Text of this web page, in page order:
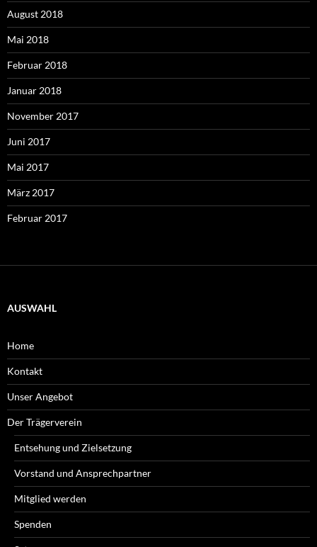
August 2018
Mai 2018
Februar 2018
Januar 2018
November 2017
Juni 2017
Mai 2017
März 2017
Februar 2017
AUSWAHL
Home
Kontakt
Unser Angebot
Der Trägerverein
Entsehung und Zielsetzung
Vorstand und Ansprechpartner
Mitglied werden
Spenden